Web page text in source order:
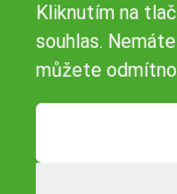
Naše pobočky:
Obchodní podmínky
Kliknutím na
souhlas.
můžete